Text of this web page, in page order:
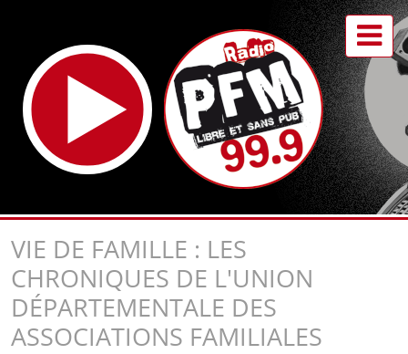
VIE DE FAMILLE : LES
CHRONIQUES DE L'UNION
DÉPARTEMENTALE DES
ASSOCIATIONS FAMILIALES